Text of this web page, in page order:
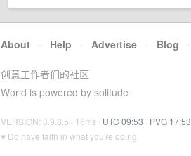
About · Help · Advertise · Blog ·
创意工作者们的社区
World is powered by solitude
VERSION: 3.9.8.5 · 16ms · UTC 09:53 · PVG 17:53
♥ Do have faith in what you're doing.